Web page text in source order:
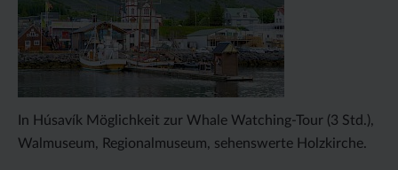
In Húsavík Möglichkeit zur Whale Watching-Tour (3 Std.),
Walmuseum, Regionalmuseum, sehenswerte Holzkirche.